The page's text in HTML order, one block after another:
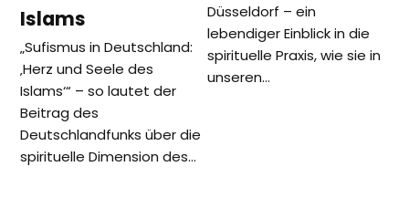
Islams
„Sufismus in Deutschland:
‚Herz und Seele des
Islams‘“ – so lautet der
Beitrag des
Deutschlandfunks über die
spirituelle Dimension des…
Düsseldorf – ein
lebendiger Einblick in die
spirituelle Praxis, wie sie in
unseren…